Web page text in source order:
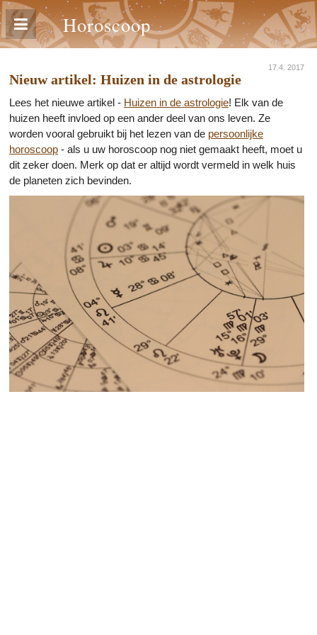
Horoscoop
17.4. 2017
Nieuw artikel: Huizen in de astrologie
Lees het nieuwe artikel - Huizen in de astrologie! Elk van de
huizen heeft invloed op een ander deel van ons leven. Ze
worden vooral gebruikt bij het lezen van de persoonlijke
horoscoop - als u uw horoscoop nog niet gemaakt heeft, moet u
dit zeker doen. Merk op dat er altijd wordt vermeld in welk huis
de planeten zich bevinden.